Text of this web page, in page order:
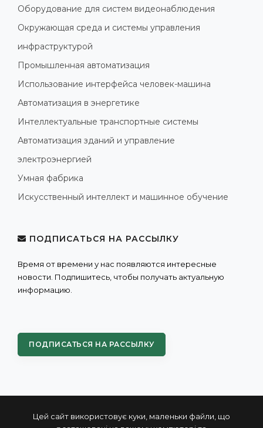
Цей сайт використовує куки, маленьки файли, що
Оборудование для систем видеонаблюдения
Окружающая среда и системы управления
инфраструктурой
Промышленная автоматизация
Использование интерфейса человек-машина
Автоматизация в энергетике
Интеллектуальные транспортные системы
Автоматизация зданий и управление
электроэнергией
Умная фабрика
Искусственный интеллект и машинное обучение
ПОДПИСАТЬСЯ НА РАССЫЛКУ
Время от времени у нас появляются интересные
новости. Подпишитесь, чтобы получать актуальную
информацию.
ПОДПИСАТЬСЯ НА РАССЫЛКУ